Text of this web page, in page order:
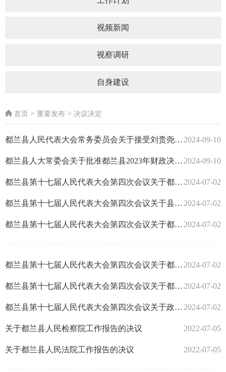
视频新闻
视察调研
自身建设
首页 > 重要发布 > 决议决定
2024-09-10
都兰县人民代表大会常务委员会关于接受刘贵尧、袁...
2024-09-10
都兰县人大常委会关于批准都兰县2023年财政决算的...
2024-07-02
​都兰县第十七届人民代表大会第四次会议关于都兰...
2024-07-02
都兰县第十七届人民代表大会第四次会议关于县人民...
2024-07-02
都兰县第十七届人民代表大会第四次会议关于都兰县...
2024-07-02
都兰县第十七届人民代表大会第四次会议关于都兰县2...
2024-07-02
都兰县第十七届人民代表大会第四次会议关于都兰县2...
2024-07-02
都兰县第十七届人民代表大会第四次会议关于政府工...
2022-07-05
关于都兰县人民检察院工作报告的决议
2022-07-05
关于都兰县人民法院工作报告的决议